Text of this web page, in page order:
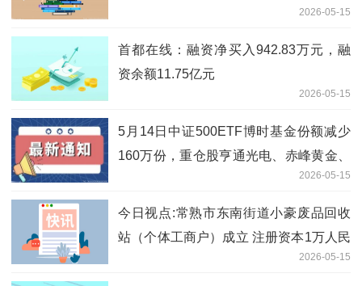
2026-05-15
首都在线：融资净买入942.83万元，融
资余额11.75亿元
2026-05-15
5月14日中证500ETF博时基金份额减少
160万份，重仓股亨通光电、赤峰黄金、
2026-05-15
今日视点:常熟市东南街道小豪废品回收
站（个体工商户）成立 注册资本1万人民
2026-05-15